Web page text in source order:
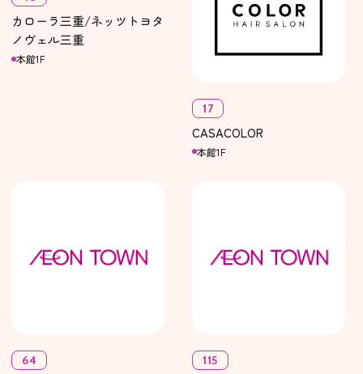
カローラ三重/ネッツトヨタ
ノヴェル三重
本館1F
17
CASACOLOR
本館1F
64 115